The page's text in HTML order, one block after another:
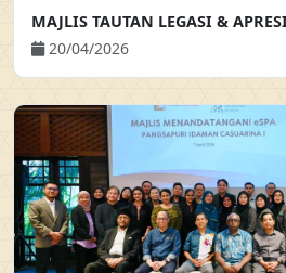
MAJLIS TAUTAN LEGASI &
20/04/2026